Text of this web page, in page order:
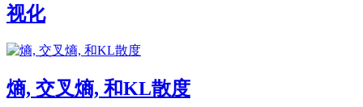
视化
熵, 交叉熵, 和KL散度